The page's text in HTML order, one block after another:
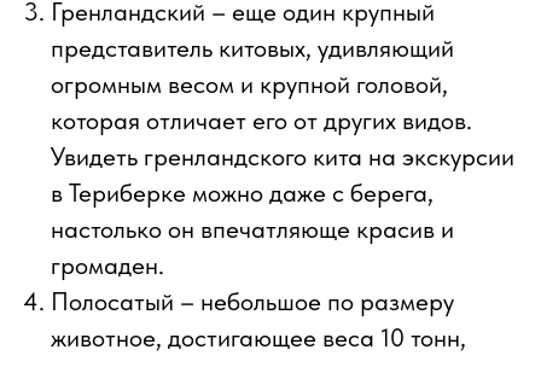
Гренландский – еще один крупный
представитель китовых, удивляющий
огромным весом и крупной головой,
которая отличает его от других видов.
Увидеть гренландского кита на экскурсии
в Териберке можно даже с берега,
настолько он впечатляюще красив и
громаден.
Полосатый – небольшое по размеру
животное, достигающее веса 10 тонн,